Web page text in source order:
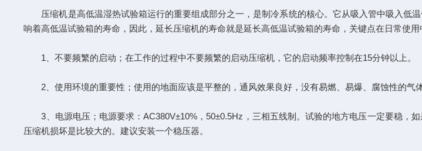
压缩机是高低温湿热试验箱运行的重要组成部分之一，是制冷系统的核心。它从吸入管中吸入低
响着高低温试验箱的寿命，因此，延长压缩机的寿命就是延长高低温试验箱的寿命，关键点在日常使
1、不要频繁的启动；在工作的过程中不要频繁的启动压缩机，它的启动频率控制在15分钟以上。
2、使用环境的重要性；使用的地面应该是平整的，通风效果良好，没有易燃、易爆、腐蚀性的气
3、电源电压；电源要求：AC380V±10%，50±0.5Hz，三相五线制。试验的地方电压一定要稳，
压缩机损坏是比较大的。建议安装一个稳压器。